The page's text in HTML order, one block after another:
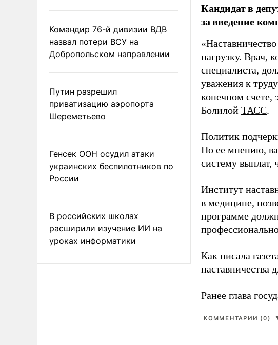
Командир 76-й дивизии ВДВ
назвал потери ВСУ на
Добропольском направлении
Путин разрешил
приватизацию аэропорта
Шереметьево
Генсек ООН осудил атаки
украинских беспилотников по
России
В российских школах
расширили изучение ИИ на
уроках информатики
Кандидат в
за введение
нагрузку. Врач,
специалиста,
уважения к
конечном счете,
Болилой ТАСС.
Политик
По ее мнению,
систему выплат,
Институт
в медицине,
программе
Как писала
наставничества
Ранее глава
КОММЕНТАРИИ (0)